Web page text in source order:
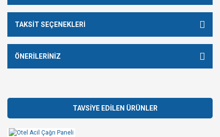
TAKSIT SEÇENEKLERI
ÖNERILERINIZ
TAVSİYE EDİLEN ÜRÜNLER